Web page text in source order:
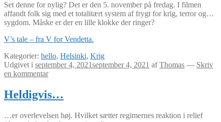
Set denne for nylig? Det er den 5. november på fredag. I filmen
affandt folk sig med et totalitært system af frygt for krig, terror og…
sygdom. Måske er der en lille klokke der ringer?
V’s tale – fra V for Vendetta.
Kategorier: hello, Helsinki, Krig
Udgivet i september 4, 2021september 4, 2021 afThomas — Skriv
en kommentar
Heldigvis…
…er overlevelsen høj. Hvilket sætter regimernes reaktion i relief